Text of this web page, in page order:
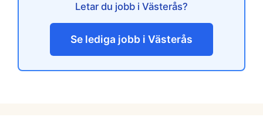
Letar du jobb i Västerås?
Se lediga jobb i Västerås